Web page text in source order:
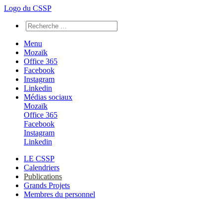
Logo du CSSP
Menu
Mozaïk
Office 365
Facebook
Instagram
Linkedin
Médias sociaux
Mozaïk
Office 365
Facebook
Instagram
Linkedin
LE CSSP
Calendriers
Publications
Grands Projets
Membres du personnel